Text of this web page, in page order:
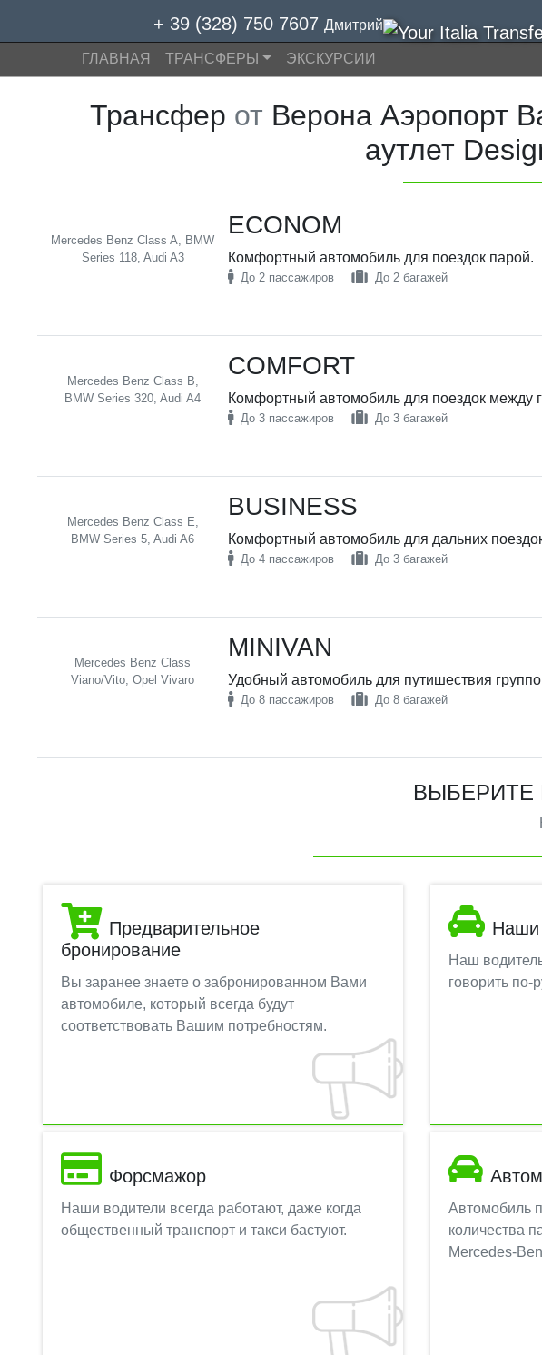
+ 39 (328) 750 7607 Дмитрий
ГЛАВНАЯ ТРАНСФЕРЫ ЭКСКУРСИИ
Трансфер от Верона Аэропорт
аутлет
Mercedes Benz Class A, BMW
Series 118, Audi A3
ECONOM
Комфортный автомобиль для поездок парой.
До 2 пассажиров До 2 багажей
Mercedes Benz Class B,
BMW Series 320, Audi A4
COMFORT
Комфортный автомобиль для поездок между
До 3 пассажиров До 3 багажей
Mercedes Benz Class E,
BMW Series 5, Audi A6
BUSINESS
Комфортный автомобиль для дальних
До 4 пассажиров До 3 багажей
Mercedes Benz Class
Viano/Vito, Opel Vivaro
MINIVAN
Удобный автомобиль для путишествия
До 8 пассажиров До 8 багажей
Предварительное
бронирование
Вы заранее знаете о забронированном Вами
автомобиле, который всегда будут
соответствовать Вашим потребностям.
Наши
Наш
говорить по-
Форсмажор
Наши водители всегда работают, даже когда
общественный транспорт и такси бастуют.
Автомобиль
количества
Mercedes-